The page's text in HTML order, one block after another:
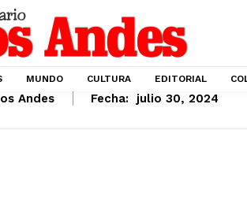
MUNDO CULTURA EDITORIAL
Andes Fecha: julio 30, 2024